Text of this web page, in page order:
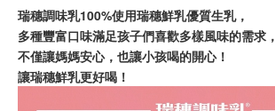
瑞穗調味乳100%使用瑞穗鮮乳優質生乳，
多種豐富口味滿足孩子們喜歡多樣風味的需求，
不僅讓媽媽安心，也讓小孩喝的開心！
讓瑞穗鮮乳更好喝！